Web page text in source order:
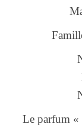
Le parfum «